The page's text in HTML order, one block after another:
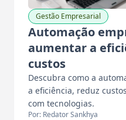
Gestão Empresarial
Automação
aumentar a
custos
Descubra como a
a eficiência, reduz
com tecnologias.
Por: Redator Sankhya